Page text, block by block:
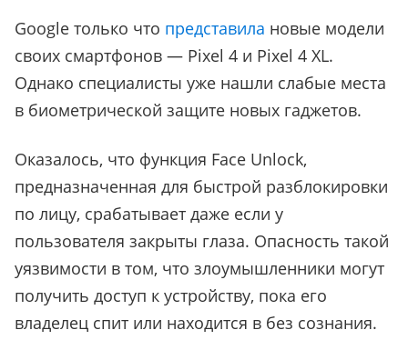
Google только что представила новые модели
своих смартфонов — Pixel 4 и Pixel 4 XL.
Однако специалисты уже нашли слабые места
в биометрической защите новых гаджетов.
Оказалось, что функция Face Unlock,
предназначенная для быстрой разблокировки
по лицу, срабатывает даже если у
пользователя закрыты глаза. Опасность такой
уязвимости в том, что злоумышленники могут
получить доступ к устройству, пока его
владелец спит или находится в без сознания.